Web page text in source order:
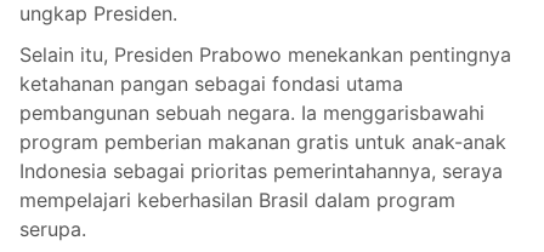
ungkap Presiden.
Selain itu, Presiden Prabowo menekankan pentingnya
ketahanan pangan sebagai fondasi utama
pembangunan sebuah negara. Ia menggarisbawahi
program pemberian makanan gratis untuk anak-anak
Indonesia sebagai prioritas pemerintahannya, seraya
mempelajari keberhasilan Brasil dalam program
serupa.